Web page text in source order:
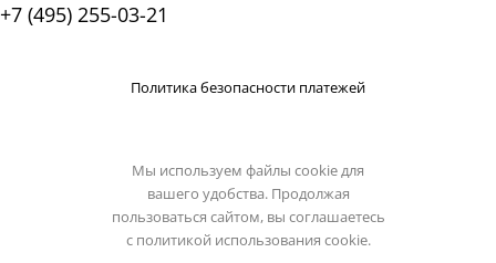
+7 (495) 255-03-21
Политика безопасности платежей
Мы используем файлы cookie для
вашего удобства. Продолжая
пользоваться сайтом, вы соглашаетесь
с политикой использования cookie.